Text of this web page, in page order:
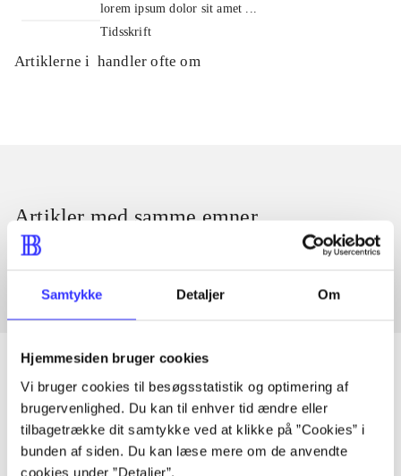
Samtykke Detaljer Om
Hjemmesiden bruger cookies
Vi bruger cookies til besøgsstatistik og optimering af
brugervenlighed. Du kan til enhver tid ændre eller
tilbagetrække dit samtykke ved at klikke på ”Cookies” i
bunden af siden. Du kan læse mere om de anvendte
cookies under ”Detaljer”.
lorem ipsum dolor sit amet ...
Tidsskrift
Artiklerne i handler ofte om
Artikler med samme emner
Fra
Artikler
Alle registrerede artikler fordelt på udgivelser